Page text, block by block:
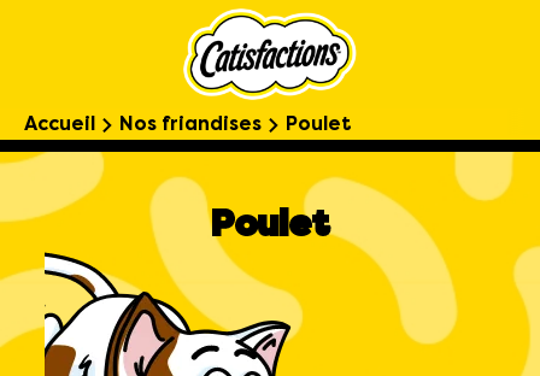
Accueil Nos friandises Poulet
Poulet